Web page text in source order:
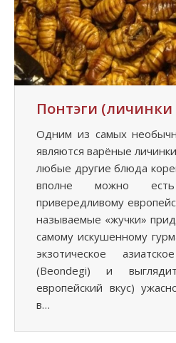
Понтэги
Одним из самых
являются варёные
любые другие блюда
вполне можно
привередливому
называемые «жучки»
самому искушенному
экзотическое
(Beondegi) и
европейский вкус)
в…